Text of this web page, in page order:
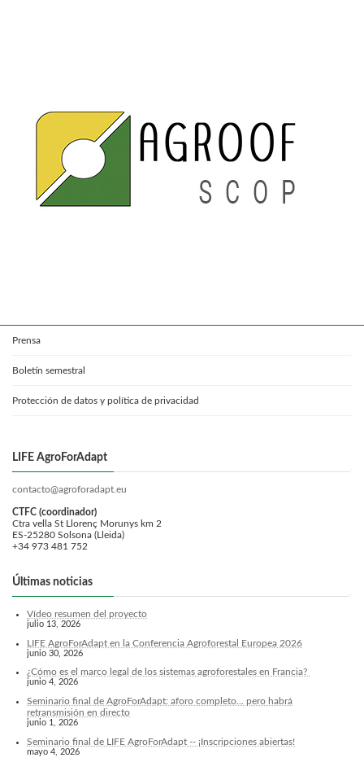
Prensa
Boletín semestral
Protección de datos y política de privacidad
LIFE AgroForAdapt
contacto@agroforadapt.eu
CTFC (coordinador)
Ctra vella St Llorenç Morunys km 2
ES-25280 Solsona (Lleida)
+34 973 481 752
Últimas noticias
Vídeo resumen del proyecto
julio 13, 2026
LIFE AgroForAdapt en la Conferencia Agroforestal Europea 2026
junio 30, 2026
¿Cómo es el marco legal de los sistemas agroforestales en Francia?
junio 4, 2026
Seminario final de AgroForAdapt: aforo completo... pero habrá
retransmisión en directo
junio 1, 2026
Seminario final de LIFE AgroForAdapt -- ¡Inscripciones abiertas!
mayo 4, 2026